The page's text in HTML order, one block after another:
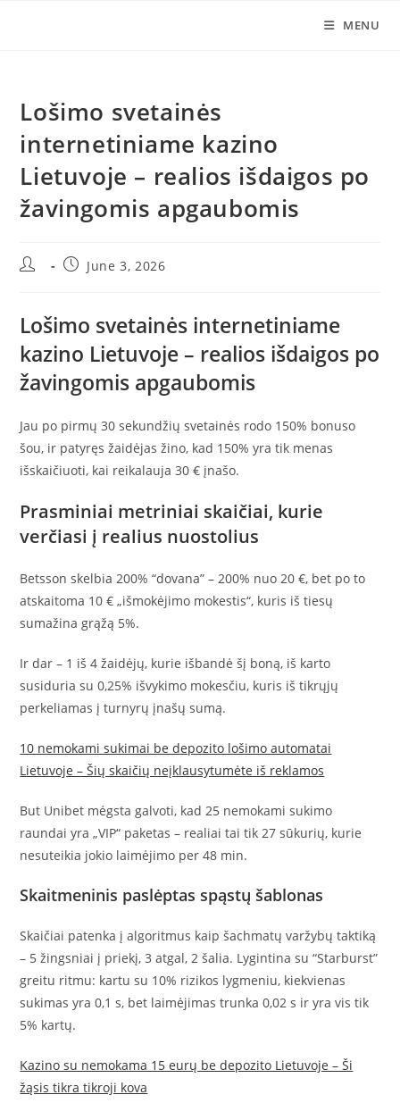
MENU
Lošimo svetainės
internetiniame kazino
Lietuvoje – realios išdaigos po
žavingomis apgaubomis
Post
PostJune 3, 2026
Lošimo svetainės internetiniame
kazino Lietuvoje – realios išdaigos po
žavingomis apgaubomis
Jau po pirmų 30 sekundžių svetainės rodo 150% bonuso
šou, ir patyręs žaidėjas žino, kad 150% yra tik menas
išskaičiuoti, kai reikalauja 30 € įnašo.
Prasminiai metriniai skaičiai, kurie
verčiasi į realius nuostolius
Betsson skelbia 200% “dovana” – 200% nuo 20 €, bet po to
atskaitoma 10 € „išmokėjimo mokestis“, kuris iš tiesų
sumažina grąžą 5%.
Ir dar – 1 iš 4 žaidėjų, kurie išbandė šį boną, iš karto
susiduria su 0,25% išvykimo mokesčiu, kuris iš tikrųjų
perkeliamas į turnyrų įnašų sumą.
10 nemokami sukimai be depozito lošimo automatai
Lietuvoje – Šių skaičių neįklausytumėte iš reklamos
But Unibet mėgsta galvoti, kad 25 nemokami sukimo
raundai yra „VIP“ paketas – realiai tai tik 27 sūkurių, kurie
nesuteikia jokio laimėjimo per 48 min.
Skaitmeninis paslėptas spąstų šablonas
Skaičiai patenka į algoritmus kaip šachmatų varžybų taktiką
– 5 žingsniai į priekį, 3 atgal, 2 šalia. Lygintina su “Starburst”
greitu ritmu: kartu su 10% rizikos lygmeniu, kiekvienas
sukimas yra 0,1 s, bet laimėjimas trunka 0,02 s ir yra vis tik
5% kartų.
Kazino su nemokama 15 eurų be depozito Lietuvoje – Ši
žąsis tikra tikroji kova